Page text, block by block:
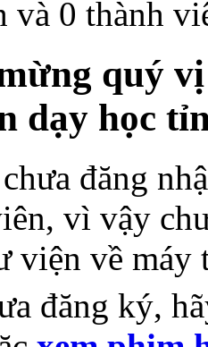
viên trực
và 0 thành
mừng quý
dạy học
đăng
vì vậy
viện về máy